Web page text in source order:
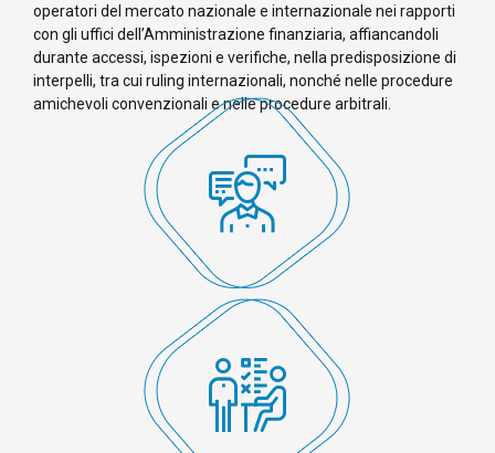
operatori del mercato nazionale e internazionale nei rapporti
con gli uffici dell’Amministrazione finanziaria, affiancandoli
durante accessi, ispezioni e verifiche, nella predisposizione di
interpelli, tra cui ruling internazionali, nonché nelle procedure
amichevoli convenzionali e nelle procedure arbitrali.